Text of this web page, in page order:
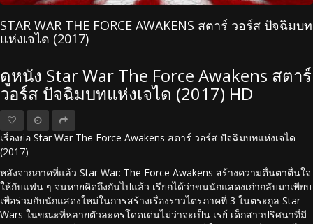
STAR WAR THE FORCE AWAKENS สตาร์ วอร์ส ปัจฉิมบท
แห่งเจได (2017)
ดูหนัง Star War The Force Awakens สตาร์
วอร์ส ปัจฉิมบทแห่งเจได (2017) HD
เรื่องย่อ Star War The Force Awakens สตาร์ วอร์ส ปัจฉิมบทแห่งเจได
(2017)
หลังจากภาคที่แล้ว Star War: The Force Awakens สร้างความตื่นตาตื่นใจ
ให้กับแฟน ๆ จนหายคิดถึงกันไปแล้ว เรียกได้ว่าขนนักแสดงเก่ากลับมาเพียบ
เพื่อร่วมกับนักแสดงใหม่ในการสร้างเรื่องราวไตรภาคที่ 3 ในตระกูล Star
Wars ในขณะที่หลายตัวละครโดดเด่นไม่ว่าจะเป็น เรย์ เด็กสาวปริศนาที่มี